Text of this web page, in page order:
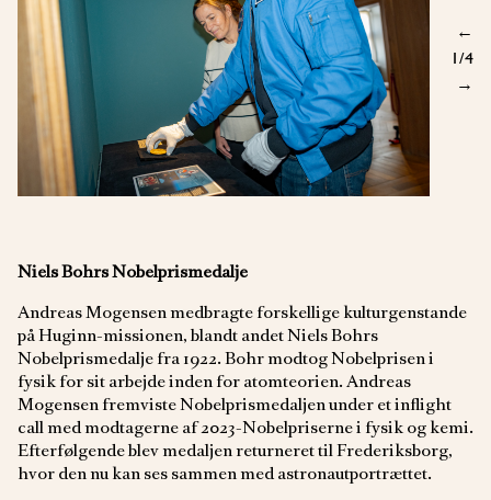
←
1/4
→
Niels Bohrs Nobelprismedalje
Andreas Mogensen medbragte forskellige kulturgenstande
på Huginn-missionen, blandt andet Niels Bohrs
Nobelprismedalje fra 1922. Bohr modtog Nobelprisen i
fysik for sit arbejde inden for atomteorien. Andreas
Mogensen fremviste Nobelprismedaljen under et inflight
call med modtagerne af 2023-Nobelpriserne i fysik og kemi.
Efterfølgende blev medaljen returneret til Frederiksborg,
hvor den nu kan ses sammen med astronautportrættet.